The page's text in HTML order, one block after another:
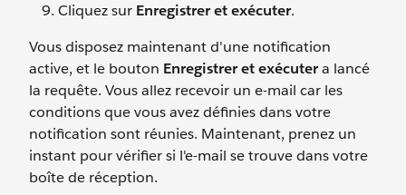
Cliquez sur Enregistrer et exécuter.
Vous disposez maintenant d'une notification
active, et le bouton Enregistrer et exécutera lancé
la requête. Vous allez recevoir un e-mail car les
conditions que vous avez définies dans votre
notification sont réunies. Maintenant, prenez un
instant pour vérifier si l'e-mail se trouve dans votre
boîte de réception.